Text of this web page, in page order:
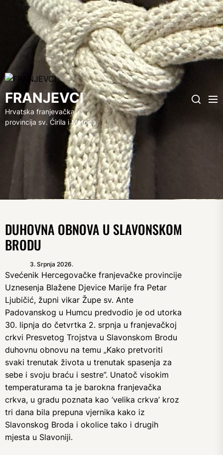
FRANJEVCI
FRANJEVCI
Hrvatska franjevačka
provincija sv. Ćirila i Metoda
Search
DUHOVNA OBNOVA U SLAVONSKOM
BRODU
3. Srpnja 2026.
Svećenik Hercegovačke franjevačke provincije
Uznesenja Blažene Djevice Marije fra Petar
Ljubičić, župni vikar Župe sv. Ante
Padovanskog u Humcu predvodio je od utorka
30. lipnja do četvrtka 2. srpnja u franjevačkoj
crkvi Presvetog Trojstva u Slavonskom Brodu
duhovnu obnovu na temu „Kako pretvoriti
svaki trenutak života u trenutak spasenja za
sebe i svoju braću i sestre”. Unatoč visokim
temperaturama ta je barokna franjevačka
crkva, u gradu poznata kao ‘velika crkva’ kroz
tri dana bila prepuna vjernika kako iz
Slavonskog Broda i okolice tako i drugih
mjesta u Slavoniji.